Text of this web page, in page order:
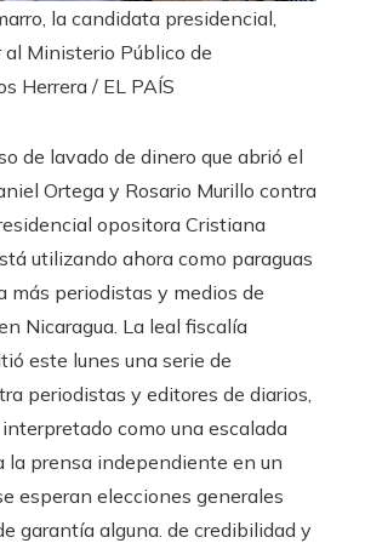
la candidata presidencial,
al Ministerio Público de
Herrera / EL PAÍS
de lavado de dinero que abrió el
Ortega y Rosario Murillo contra
opositora Cristiana
utilizando ahora como paraguas
más periodistas y medios de
Nicaragua. La leal fiscalía
este lunes una serie de
periodistas y editores de diarios,
como una escalada
la prensa independiente en un
esperan elecciones generales
garantía alguna. de credibilidad y